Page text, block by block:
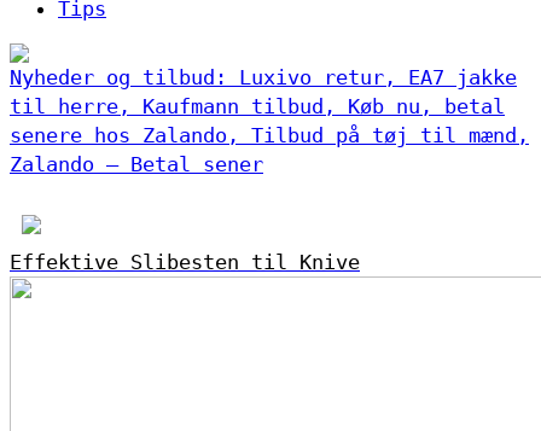
Tips
Nyheder og tilbud: Luxivo retur, EA7 jakke
til herre, Kaufmann tilbud, Køb nu, betal
senere hos Zalando, Tilbud på tøj til mænd,
Zalando – Betal sener
Effektive Slibesten til Knive